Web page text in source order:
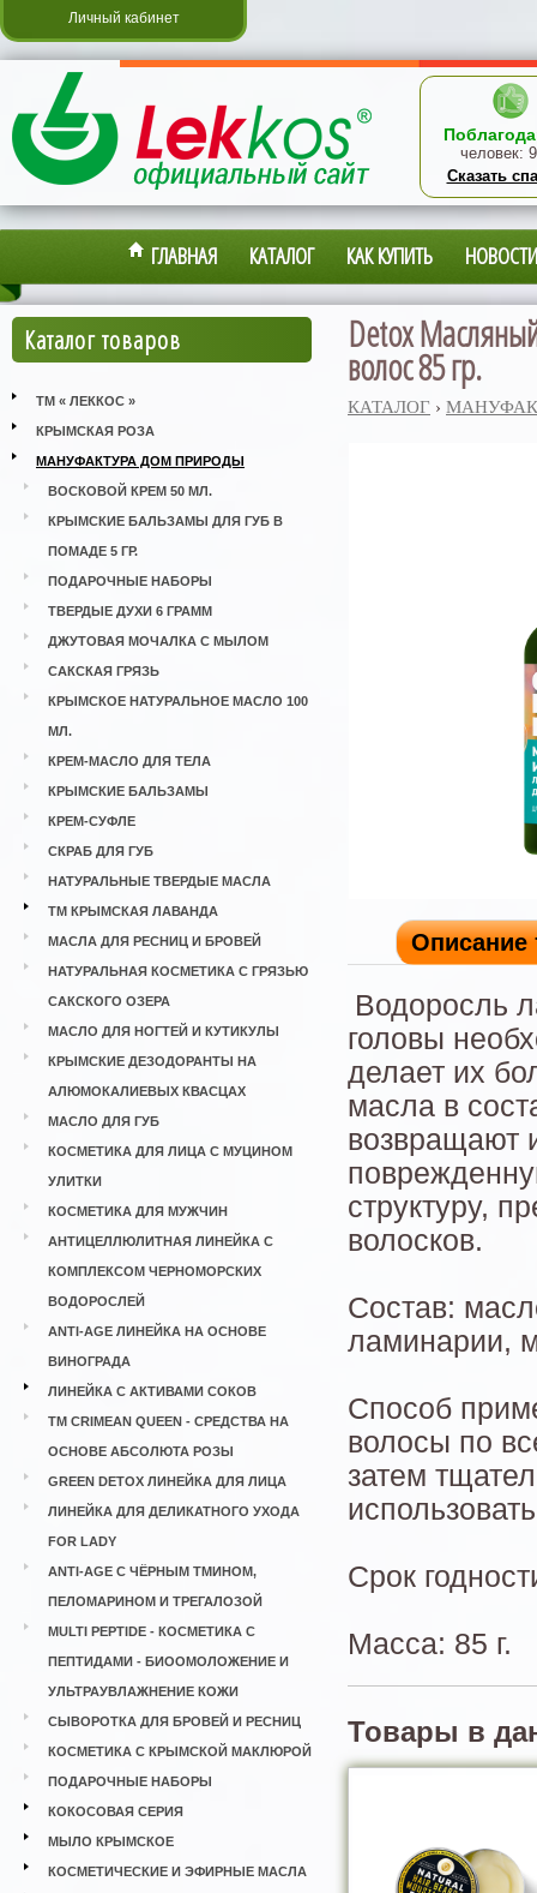
Личный кабинет
человек:
Сказать
ГЛАВНАЯ КАТАЛОГ КАК КУПИТЬ НОВОСТИ
Каталог товаров
ТМ « ЛЕККОС »
КРЫМСКАЯ РОЗА
МАНУФАКТУРА ДОМ ПРИРОДЫ
ВОСКОВОЙ КРЕМ 50 МЛ.
КРЫМСКИЕ БАЛЬЗАМЫ ДЛЯ ГУБ В
ПОМАДЕ 5 ГР.
ПОДАРОЧНЫЕ НАБОРЫ
ТВЕРДЫЕ ДУХИ 6 ГРАММ
ДЖУТОВАЯ МОЧАЛКА С МЫЛОМ
САКСКАЯ ГРЯЗЬ
КРЫМСКОЕ НАТУРАЛЬНОЕ МАСЛО 100
МЛ.
КРЕМ-МАСЛО ДЛЯ ТЕЛА
КРЫМСКИЕ БАЛЬЗАМЫ
КРЕМ-СУФЛЕ
СКРАБ ДЛЯ ГУБ
НАТУРАЛЬНЫЕ ТВЕРДЫЕ МАСЛА
ТМ КРЫМСКАЯ ЛАВАНДА
МАСЛА ДЛЯ РЕСНИЦ И БРОВЕЙ
НАТУРАЛЬНАЯ КОСМЕТИКА С ГРЯЗЬЮ
САКСКОГО ОЗЕРА
МАСЛО ДЛЯ НОГТЕЙ И КУТИКУЛЫ
КРЫМСКИЕ ДЕЗОДОРАНТЫ НА
АЛЮМОКАЛИЕВЫХ КВАСЦАХ
МАСЛО ДЛЯ ГУБ
КОСМЕТИКА ДЛЯ ЛИЦА С МУЦИНОМ
УЛИТКИ
КОСМЕТИКА ДЛЯ МУЖЧИН
АНТИЦЕЛЛЮЛИТНАЯ ЛИНЕЙКА С
КОМПЛЕКСОМ ЧЕРНОМОРСКИХ
ВОДОРОСЛЕЙ
ANTI-AGE ЛИНЕЙКА НА ОСНОВЕ
ВИНОГРАДА
ЛИНЕЙКА С АКТИВАМИ СОКОВ
ТМ CRIMEAN QUEEN - СРЕДСТВА НА
ОСНОВЕ АБСОЛЮТА РОЗЫ
GREEN DETOX ЛИНЕЙКА ДЛЯ ЛИЦА
ЛИНЕЙКА ДЛЯ ДЕЛИКАТНОГО УХОДА
FOR LADY
ANTI-AGE С ЧЁРНЫМ ТМИНОМ,
ПЕЛОМАРИНОМ И ТРЕГАЛОЗОЙ
MULTI PEPTIDE - КОСМЕТИКА С
ПЕПТИДАМИ - БИООМОЛОЖЕНИЕ И
УЛЬТРАУВЛАЖНЕНИЕ КОЖИ
СЫВОРОТКА ДЛЯ БРОВЕЙ И РЕСНИЦ
КОСМЕТИКА С КРЫМСКОЙ МАКЛЮРОЙ
ПОДАРОЧНЫЕ НАБОРЫ
КОКОСОВАЯ СЕРИЯ
МЫЛО КРЫМСКОЕ
КОСМЕТИЧЕСКИЕ И ЭФИРНЫЕ МАСЛА
Detox
волос 85 гр.
КАТАЛОГ ›
Описание
Водоросль
головы
делает их
масла в
возвращают
структуру,
волосков.
Состав:
ламинарии,
Способ
волосы по
затем
Срок
Масса: 85 г.
Товары в